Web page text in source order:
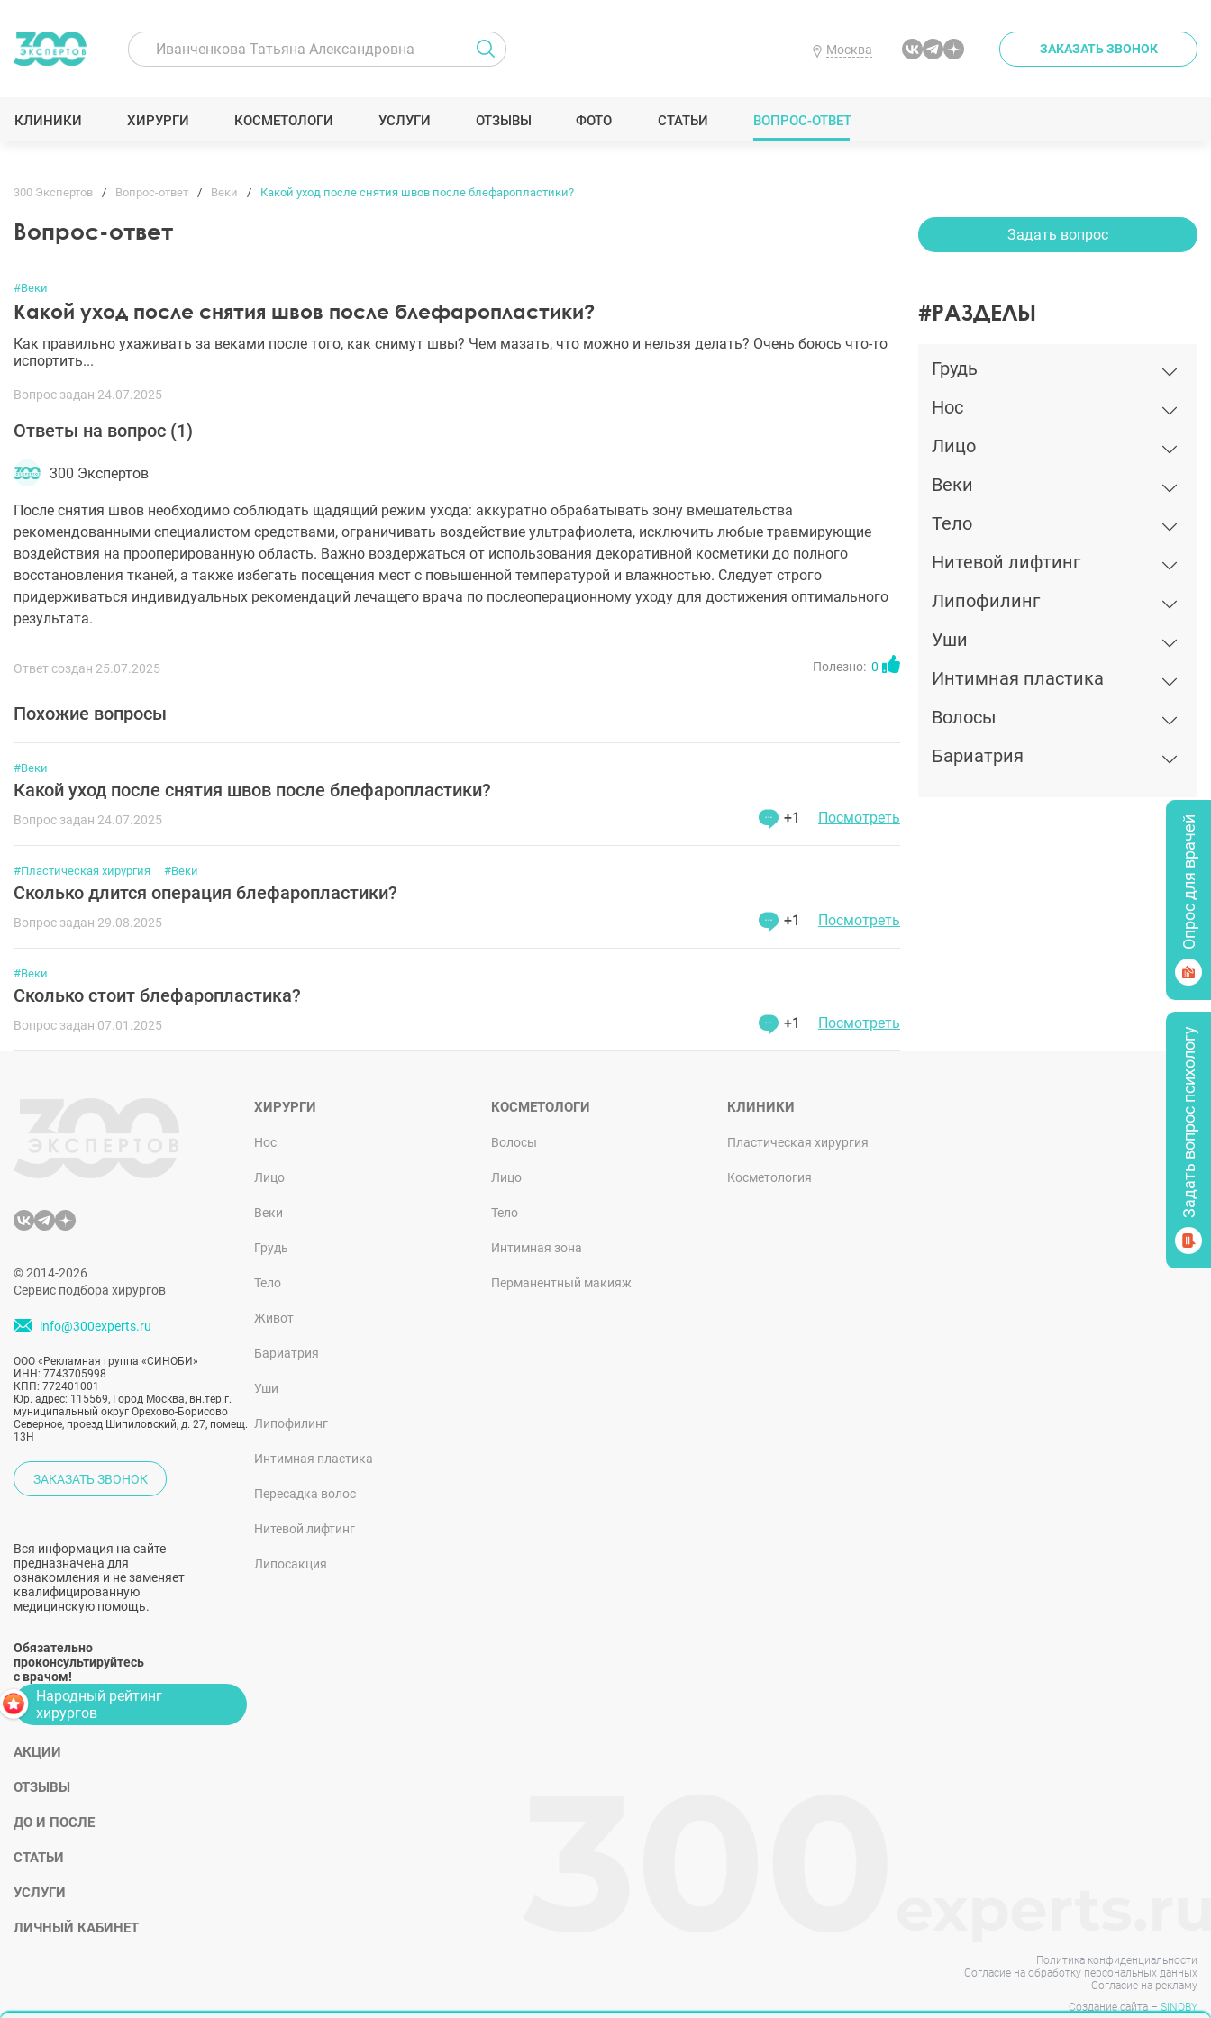
Москва ЗАКАЗАТЬ ЗВОНОК
КЛИНИКИ ХИРУРГИ КОСМЕТОЛОГИ УСЛУГИ ОТЗЫВЫ ФОТО СТАТЬИ ВОПРОС-ОТВЕТ
300 Экспертов Вопрос-ответ Веки Какой уход после снятия швов после блефаропластики?
Вопрос-ответ
#Веки
Какой уход после снятия швов после блефаропластики?
Как правильно ухаживать за веками после того, как снимут швы? Чем мазать, что можно и нельзя делать? Очень боюсь что-то
испортить...
Вопрос задан 24.07.2025
Ответы на вопрос (1)
300 Экспертов
После снятия швов необходимо соблюдать щадящий режим ухода: аккуратно обрабатывать зону вмешательства
рекомендованными специалистом средствами, ограничивать воздействие ультрафиолета, исключить любые травмирующие
воздействия на прооперированную область. Важно воздержаться от использования декоративной косметики до полного
восстановления тканей, а также избегать посещения мест с повышенной температурой и влажностью. Следует строго
придерживаться индивидуальных рекомендаций лечащего врача по послеоперационному уходу для достижения оптимального
результата.
Ответ создан 25.07.2025 Полезно: 0
Похожие вопросы
#Веки
Какой уход после снятия швов после блефаропластики?
Вопрос задан 24.07.2025 +1 Посмотреть
#Пластическая хирургия #Веки
Сколько длится операция блефаропластики?
Вопрос задан 29.08.2025 +1 Посмотреть
#Веки
Сколько стоит блефаропластика?
Вопрос задан 07.01.2025 +1 Посмотреть
Задать вопрос
#РАЗДЕЛЫ
Грудь
Нос
Лицо
Веки
Тело
Нитевой лифтинг
Липофилинг
Уши
Интимная пластика
Волосы
Бариатрия
© 2014-2026
Сервис подбора хирургов
info@300experts.ru
ООО «Рекламная группа «СИНОБИ»
ИНН: 7743705998
КПП: 772401001
Юр. адрес: 115569, Город Москва, вн.тер.г.
муниципальный округ Орехово-Борисово
Северное, проезд Шипиловский, д. 27, помещ.
13Н
ЗАКАЗАТЬ ЗВОНОК
Вся информация на сайте
предназначена для
ознакомления и не заменяет
квалифицированную
медицинскую помощь.
Обязательно
проконсультируйтесь
с врачом!
ХИРУРГИ
Нос
Лицо
Веки
Грудь
Тело
Живот
Бариатрия
Уши
Липофилинг
Интимная пластика
Пересадка волос
Нитевой лифтинг
Липосакция
КОСМЕТОЛОГИ
Волосы
Лицо
Тело
Интимная зона
Перманентный макияж
КЛИНИКИ
Пластическая хирургия
Косметология
Народный рейтинг
хирургов
АКЦИИ
ОТЗЫВЫ
ДО И ПОСЛЕ
СТАТЬИ
УСЛУГИ
ЛИЧНЫЙ КАБИНЕТ
Политика конфиденциальности
Согласие на обработку персональных данных
Согласие на рекламу
Создание сайта –SINOBY
Опрос для врачей
Задать вопрос психологу